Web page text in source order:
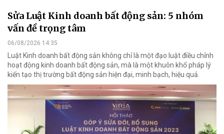
Sửa Luật Kinh doanh bất động sản: 5 nhóm
vấn đề trọng tâm
06/08/2026 14:35
Luật Kinh doanh bất động sản không chỉ là một đạo luật điều chỉnh
hoạt động kinh doanh bất động sản, mà là một khuôn khổ pháp lý
kiến tạo thị trường bất động sản hiện đại, minh bạch, hiệu quả.